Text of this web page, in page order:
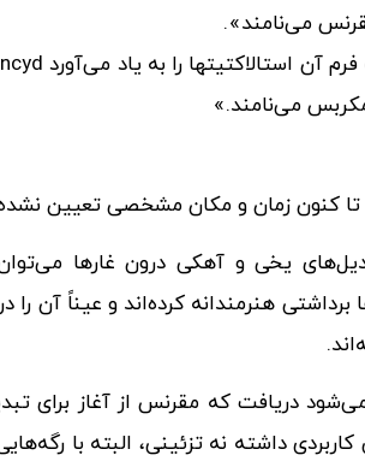
می‌نامند».
می‌نامند.»
تا کنون زمان و مکان مشخصی تعیین
یخی و آهکی درون غارها می‌توان
هنرمندانه کرده‌اند و عیناً آن را
می‌شود دریافت که مقرنس از آغاز برای
داشته نه تزئینی، البته با